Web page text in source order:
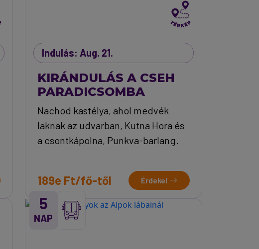
Indulás: Aug. 21.
KIRÁNDULÁS A CSEH
PARADICSOMBA
Nachod kastélya, ahol medvék
laknak az udvarban, Kutna Hora és
a csontkápolna, Punkva-barlang.
189e Ft/fő-től Érdekel
5
NAP